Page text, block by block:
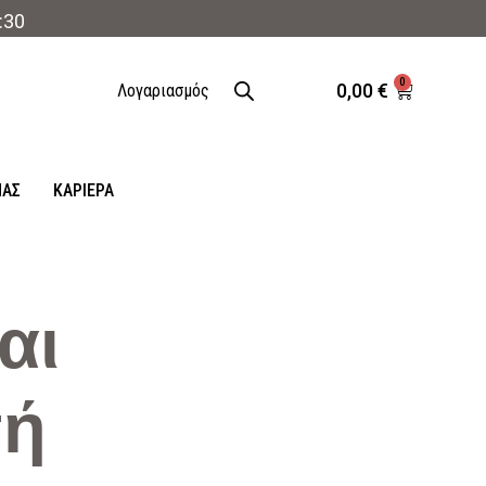
Λογαριασμός 0,00€ 0
ΚΑΡΙΈΡΑ